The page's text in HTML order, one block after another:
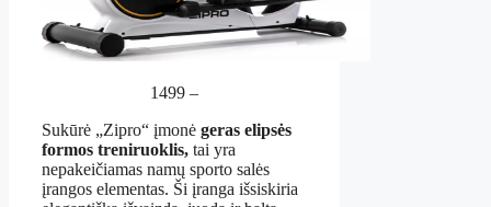
1499 –
Sukūrė „Zipro“ įmonė geras elipsės
formos treniruoklis, tai yra
nepakeičiamas namų sporto salės
įrangos elementas. Ši įranga išsiskiria